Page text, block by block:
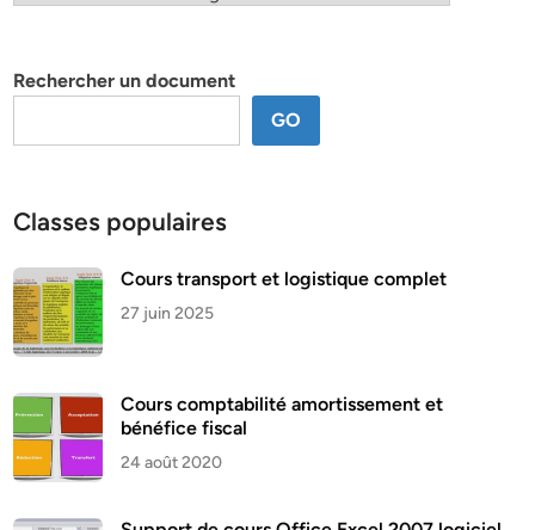
Rechercher un document
GO
Classes populaires
Cours transport et logistique complet
27 juin 2025
Cours comptabilité amortissement et
bénéfice fiscal
24 août 2020